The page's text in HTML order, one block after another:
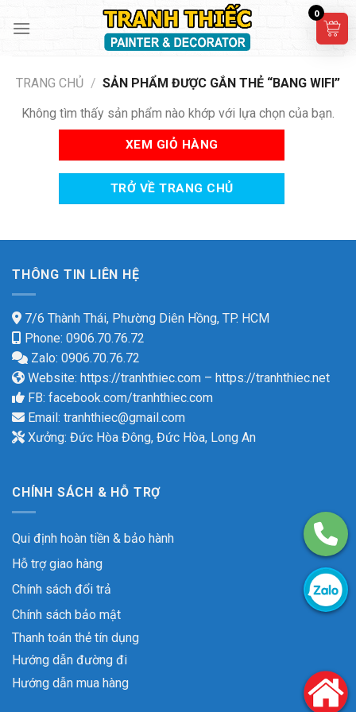
TRANG CHỦ / SẢN PHẨM ĐƯỢC GẮN THẺ “BANG WIFI”
Không tìm thấy sản phẩm nào khớp với lựa chọn của bạn.
XEM GIỎ HÀNG
TRỞ VỀ TRANG CHỦ
THÔNG TIN LIÊN HỆ
7/6 Thành Thái, Phường Diên Hồng, TP. HCM
Phone: 0906.70.76.72
Zalo: 0906.70.76.72
Website: https://tranhthiec.com – https://tranhthiec.net
FB: facebook.com/tranhthiec.com
Email: tranhthiec@gmail.com
Xưởng: Đức Hòa Đông, Đức Hòa, Long An
CHÍNH SÁCH & HỖ TRỢ
Qui định hoàn tiền & bảo hành
Hỗ trợ giao hàng
Chính sách đổi trả
Chính sách bảo mật
Thanh toán thẻ tín dụng
Hướng dẫn đường đi
Hướng dẫn mua hàng
0